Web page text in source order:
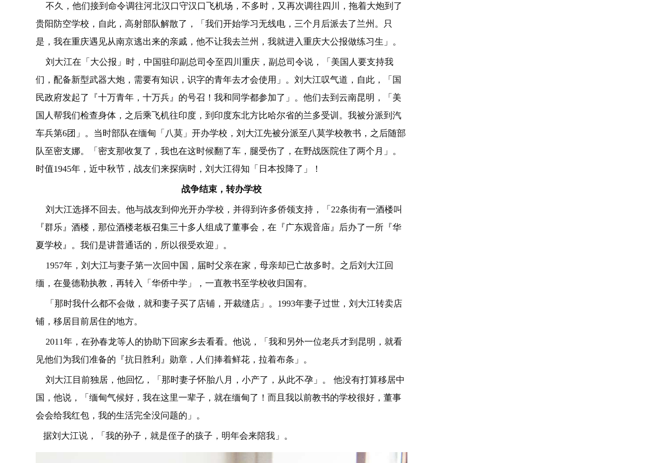
不久，他们接到命令调往河北汉口守汉口飞机场，不多时，又再次调往四川，拖着大炮到了
贵阳防空学校，自此，高射部队解散了，「我们开始学习无线电，三个月后派去了兰州。只
是，我在重庆遇见从南京逃出来的亲戚，他不让我去兰州，我就进入重庆大公报做练习生」。
刘大江在「大公报」时，中国驻印副总司令至四川重庆，副总司令说，「美国人要支持我
们，配备新型武器大炮，需要有知识，识字的青年去才会使用」。刘大江叹气道，自此，「国
民政府发起了『十万青年，十万兵』的号召！我和同学都参加了」。他们去到云南昆明，「美
国人帮我们检查身体，之后乘飞机往印度，到印度东北方比哈尔省的兰多受训。我被分派到汽
车兵第6团」。当时部队在缅甸「八莫」开办学校，刘大江先被分派至八莫学校教书，之后随部
队至密支娜。「密支那收复了，我也在这时候翻了车，腿受伤了，在野战医院住了两个月」。
时值1945年，近中秋节，战友们来探病时，刘大江得知「日本投降了」！
战争结束，转办学校
刘大江选择不回去。他与战友到仰光开办学校，并得到许多侨领支持，「22条街有一酒楼叫
『群乐』酒楼，那位酒楼老板召集三十多人组成了董事会，在『广东观音庙』后办了一所『华
夏学校』。我们是讲普通话的，所以很受欢迎」。
1957年，刘大江与妻子第一次回中国，届时父亲在家，母亲却已亡故多时。之后刘大江回
缅，在曼德勒执教，再转入「华侨中学」，一直教书至学校收归国有。
「那时我什么都不会做，就和妻子买了店铺，开裁缝店」。1993年妻子过世，刘大江转卖店
铺，移居目前居住的地方。
2011年，在孙春龙等人的协助下回家乡去看看。他说，「我和另外一位老兵才到昆明，就看
见他们为我们准备的『抗日胜利』勋章，人们捧着鲜花，拉着布条」。
刘大江目前独居，他回忆，「那时妻子怀胎八月，小产了，从此不孕」。 他没有打算移居中
国，他说，「缅甸气候好，我在这里一辈子，就在缅甸了！而且我以前教书的学校很好，董事
会会给我红包，我的生活完全没问题的」。
据刘大江说，「我的孙子，就是侄子的孩子，明年会来陪我」。